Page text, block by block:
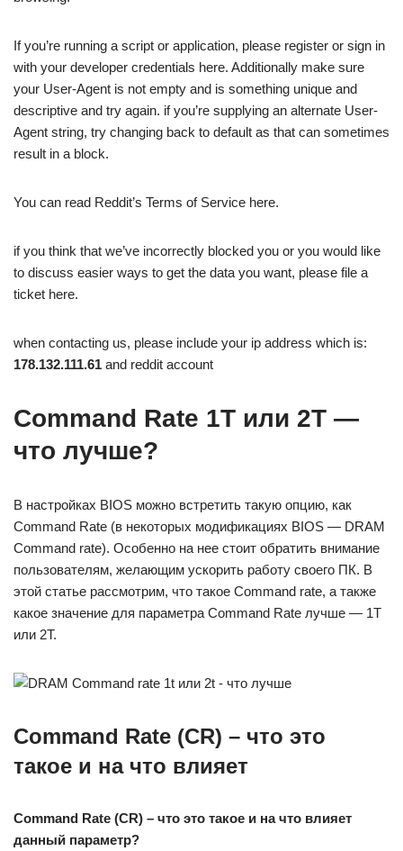
If you’re running a script or application, please register or sign in
with your developer credentials here. Additionally make sure
your User-Agent is not empty and is something unique and
descriptive and try again. if you’re supplying an alternate User-
Agent string, try changing back to default as that can sometimes
result in a block.
You can read Reddit’s Terms of Service here.
if you think that we’ve incorrectly blocked you or you would like
to discuss easier ways to get the data you want, please file a
ticket here.
when contacting us, please include your ip address which is:
178.132.111.61 and reddit account
Command Rate 1T или 2T —
что лучше?
В настройках BIOS можно встретить такую опцию, как
Command Rate (в некоторых модификациях BIOS — DRAM
Command rate). Особенно на нее стоит обратить внимание
пользователям, желающим ускорить работу своего ПК. В
этой статье рассмотрим, что такое Command rate, а также
какое значение для параметра Command Rate лучше — 1T
или 2T.
Command Rate (CR) – что это
такое и на что влияет
Command Rate (CR) – что это такое и на что влияет
данный параметр?